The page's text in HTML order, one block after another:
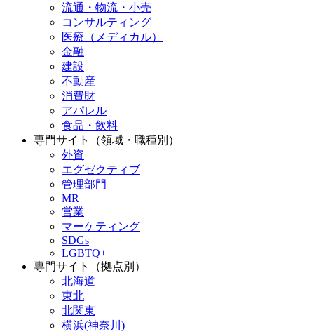
流通・物流・小売
コンサルティング
医療（メディカル）
金融
建設
不動産
消費財
アパレル
食品・飲料
専門サイト（領域・職種別）
外資
エグゼクティブ
管理部門
MR
営業
マーケティング
SDGs
LGBTQ+
専門サイト（拠点別）
北海道
東北
北関東
横浜(神奈川)